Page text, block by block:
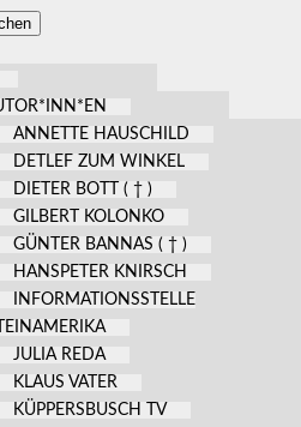
ANNETTE HAUSCHILD
DETLEF ZUM WINKEL
DIETER BOTT ( † )
GILBERT KOLONKO
GÜNTER BANNAS ( † )
HANSPETER KNIRSCH
INFORMATIONSSTELLE
JULIA REDA
KLAUS VATER
KÜPPERSBUSCH TV